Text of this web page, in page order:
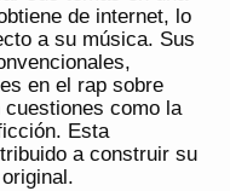
de internet, lo
a su música. Sus
en el rap sobre
como la
Esta
a construir su